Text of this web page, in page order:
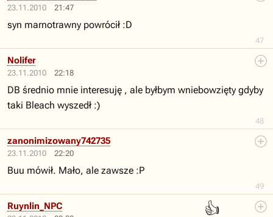
23.11.2010 21:47
47
syn marnotrawny powrócił :D
23.11.2010 22:18
48
Nolifer
DB średnio mnie interesuję , ale byłbym wniebowzięty gdyby
taki Bleach wyszedł :)
23.11.2010 22:20
49
zanonimizowany742735
Buu mówił. Mało, ale zawsze :P
👍
Ruynlin_NPC